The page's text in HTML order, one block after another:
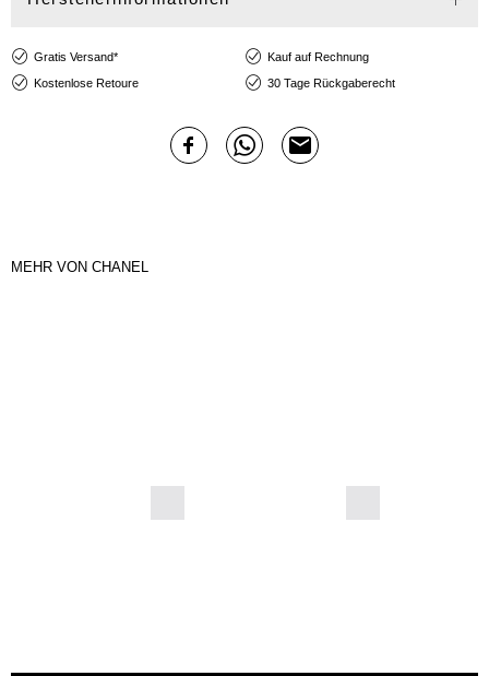
Gratis Versand*
Kauf auf Rechnung
Kostenlose Retoure
30 Tage Rückgaberecht
MEHR VON CHANEL